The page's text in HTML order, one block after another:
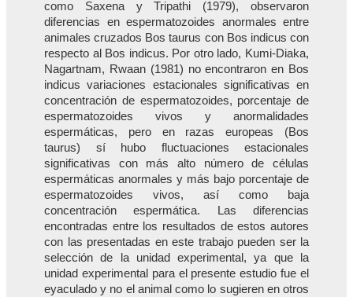
como Saxena y Tripathi (1979), observaron
diferencias en espermatozoides anormales entre
animales cruzados Bos taurus con Bos indicus con
respecto al Bos indicus. Por otro lado, Kumi-Diaka,
Nagartnam, Rwaan (1981) no encontraron en Bos
indicus variaciones estacionales significativas en
concentración de espermatozoides, porcentaje de
espermatozoides vivos y anormalidades
espermáticas, pero en razas europeas (Bos
taurus) sí hubo fluctuaciones estacionales
significativas con más alto número de células
espermáticas anormales y más bajo porcentaje de
espermatozoides vivos, así como baja
concentración espermática. Las diferencias
encontradas entre los resultados de estos autores
con las presentadas en este trabajo pueden ser la
selección de la unidad experimental, ya que la
unidad experimental para el presente estudio fue el
eyaculado y no el animal como lo sugieren en otros